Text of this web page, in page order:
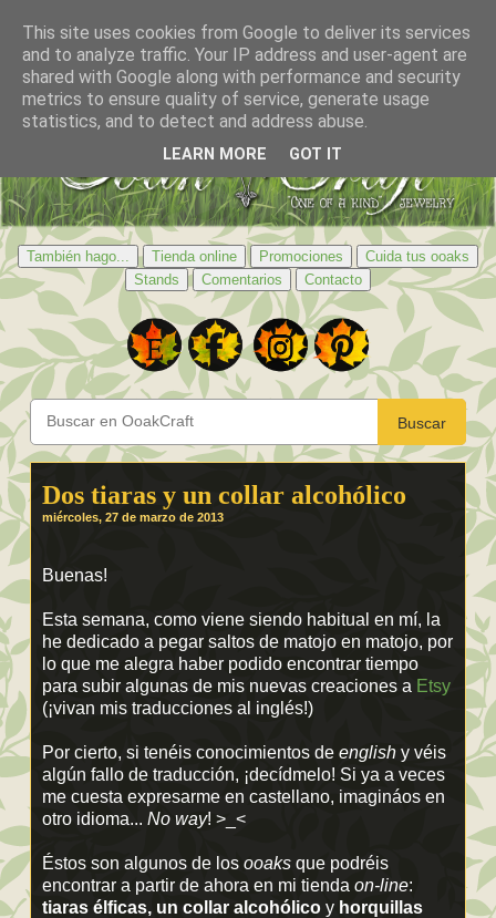
También hago... Tienda online Promociones
Cuida tus ooaks
Stands
Comentarios Contacto
Buscar
Dos tiaras y un collar alcohólico
miércoles, 27 de marzo de 2013
Buenas!
Esta semana, como viene siendo habitual en mí, la
he dedicado a pegar saltos de matojo en matojo, por
lo que me alegra haber podido encontrar tiempo
para subir algunas de mis nuevas creaciones a Etsy
(¡vivan mis traducciones al inglés!)
Por cierto, si tenéis conocimientos de english y véis
algún fallo de traducción, ¡decídmelo! Si ya a veces
me cuesta expresarme en castellano, imagináos en
otro idioma... No way! >_<
Éstos son algunos de los ooaks que podréis
encontrar a partir de ahora en mi tienda on-line:
tiaras élficas, un collar alcohólico y horquillas
This site uses cookies from Google to deliver its services
and to analyze traffic. Your IP address and user-agent are
shared with Google along with performance and security
metrics to ensure quality of service, generate usage
statistics, and to detect and address abuse.
LEARN MORE GOT IT